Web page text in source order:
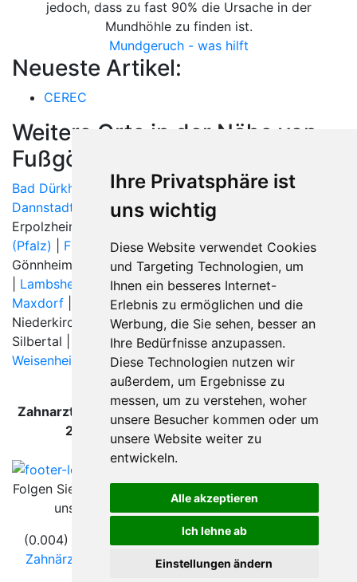
Ihre Privatsphäre ist
uns wichtig
Diese Website verwendet Cookies
und Targeting Technologien, um
Ihnen ein besseres Internet-
Erlebnis zu ermöglichen und die
Werbung, die Sie sehen, besser an
Ihre Bedürfnisse anzupassen.
Diese Technologien nutzen wir
außerdem, um Ergebnisse zu
messen, um zu verstehen, woher
unsere Besucher kommen oder um
unsere Website weiter zu
entwickeln.
Alle akzeptieren
Ich lehne ab
Einstellungen ändern
jedoch, dass zu fast 90% die Ursache in der
Mundhöhle zu finden ist.
Mundgeruch - was hilft
Neueste Artikel:
CEREC
Weitere Orte in der Nähe von
Fußgönheim
Bad Dürkheim Birkenheide| Böhl-Iggelheim |
Dannstadt-Schauernheim| Deidesheim | Ellerstadt |
Erpolzheim | Forst an der Weinstraße |
(Pfalz)
Freinsheim|Friedelsheim|Fußgönheim|
Gönnheim | Heßheim |Hochdorf-Assenheim | Kallstadt
Lambsheim | Limburgerhof |Ludwigshafen am Rhein
Maxdorf | Meckenheim (Pfalz) |Mutterstadt|
Niederkirchen bei Deidesheim |Rödersheim-Gronau
Silbertal |
Wachenheim an der Weinstraße|
Weisenheim am Sand|
Zahnarzt Fußgönheim wurde zuletzt am 09. August
2026 um 00:00:08 Uhr aktualisiert.
Folgen Sie
uns
(0.004) © 2004 - 2026 DEV AG |Zahnarztsuche
Zahnärzte in Städten
|Kontakt|Impressum